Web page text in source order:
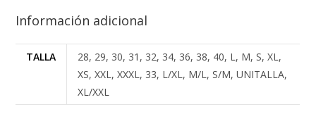
Información adicional
TALLA
28, 29, 30, 31, 32, 34, 36, 38, 40, L, M, S, XL,
XS, XXL, XXXL, 33, L/XL, M/L, S/M, UNITALLA,
XL/XXL